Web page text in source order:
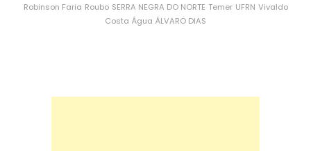
Robinson Faria Roubo SERRA NEGRA DO NORTE Temer UFRN Vivaldo
Costa Água ÁLVARO DIAS